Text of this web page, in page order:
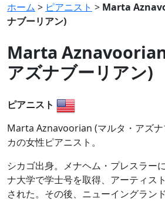
ホーム > ピアニスト > Marta
ナブーリアン)
Marta Aznavoorian
アズナブーリアン)
ピアニスト
Marta Aznavoorian (マルタ・アズナ
カの女性ピアニスト。
シカゴ出身。メナヘム・プレスラー
ナ大学で学士号を取得、アーティス
された。その後、ニューイングラン